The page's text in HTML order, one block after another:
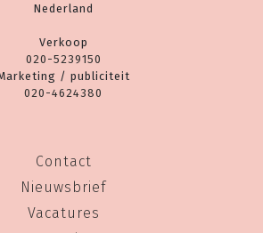
Nederland
Verkoop
020-5239150
/ publiciteit
020-4624380
Contact
Nieuwsbrief
Vacatures